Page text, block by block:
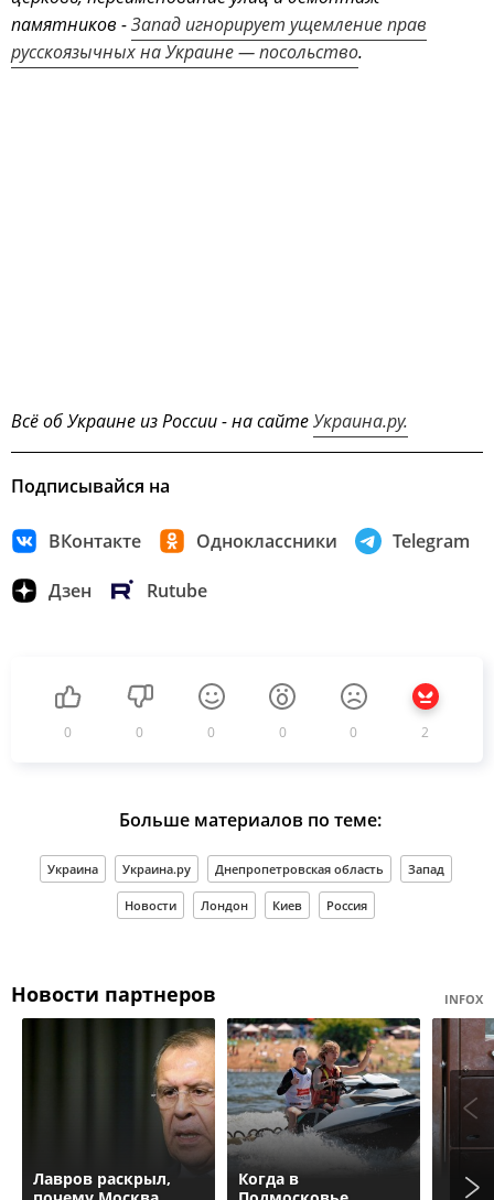
памятников -Запад игнорирует ущемление прав
русскоязычных на Украине — посольство.
Всё об Украине из России - на сайтеУкраина.ру.
Подписывайся на
ВКонтакте Одноклассники Telegram
Дзен Rutube
0 0 0 0 0 2
Больше материалов по теме:
Украина Украина.ру Днепропетровская область Запад
Новости Лондон Киев Россия
Новости партнеров INFOX
Лавров раскрыл,
Когда в